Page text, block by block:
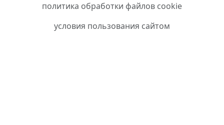
политика обработки файлов cookie
условия пользования сайтом